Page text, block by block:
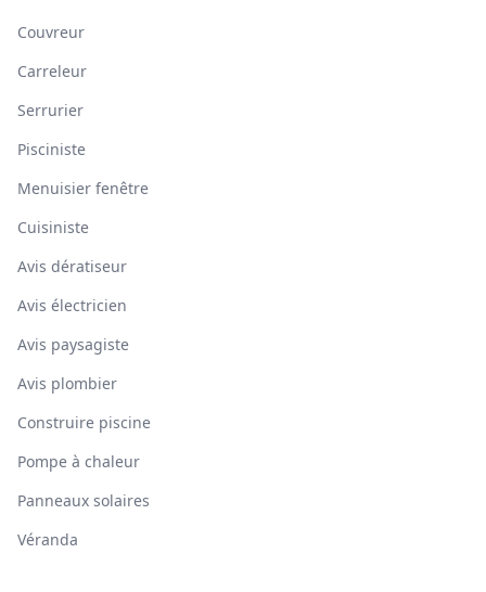
Couvreur
Carreleur
Serrurier
Pisciniste
Menuisier fenêtre
Cuisiniste
Avis dératiseur
Avis électricien
Avis paysagiste
Avis plombier
Construire piscine
Pompe à chaleur
Panneaux solaires
Véranda